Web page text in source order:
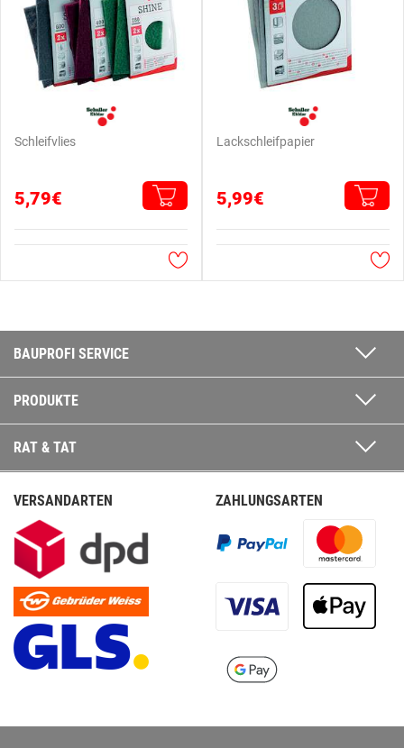
Schleifvlies
5,79€
Lackschleifpapier
5,99€
BAUPROFI SERVICE
PRODUKTE
RAT & TAT
VERSANDARTEN ZAHLUNGSARTEN